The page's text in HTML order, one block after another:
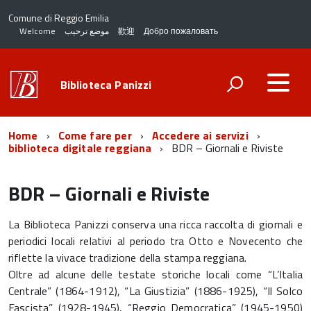
Comune di Reggio Emilia
Welcome موضع ترحيب 歡迎 Добро пожаловать
Biblioteca Panizzi
Home Come fare per Accedere ai servizi
biblioteca digitale reggiana BDR – Giornali e Riviste
BDR – Giornali e Riviste
La Biblioteca Panizzi conserva una ricca raccolta di giornali e
periodici locali relativi al periodo tra Otto e Novecento che
riflette la vivace tradizione della stampa reggiana.
Oltre ad alcune delle testate storiche locali come “L’Italia
Centrale” (1864-1912), “La Giustizia” (1886-1925), “Il Solco
Fascista” (1928-1945), “Reggio Democratica” (1945-1950)